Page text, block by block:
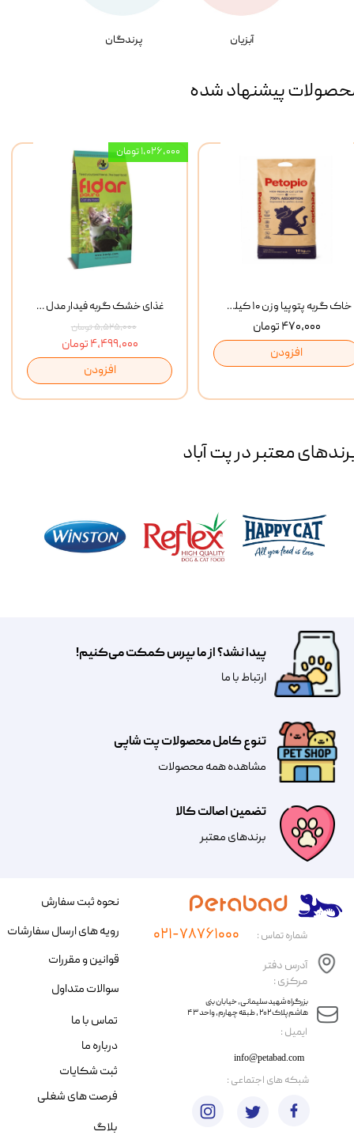
آبزیان پرندگان
پیشنهاد شده
غذای خشک گربه فیدار مدل Adult وزن 10 کیلوگرم
۵,۵۲۵,۰۰۰ تومان
۴,۴۹۹,۰۰۰ تومان
افزودن
۱,۰۲۶,۰۰۰ تومان
خاک گربه پتوپیا وزن ۱۰ کیلوگرم
۴۷۰,۰۰۰ تومان
افزودن
معتبر در پت آباد
تضمین اصالت کالا
​​برندهای معتبر​​​​​​​
تنوع کامل محصولات پت شاپی
مشاهده همه محصولات
پیدا نشد؟ از ما بپرس کمکت می‌کنیم!
​​​ارتباط با ما
​ایمیل :
آدرس دفتر
مرکزی :
info@petabad.com
​​بزرگراه شهید سلیمانی، خیابان بنی
هاشم پلاک ۲۰۲ ، طبقه چهارم، واحد ۴۳
شماره تماس : ۰۲۱-۷۸۷۶۱۰۰۰
نحوه ثبت سفارش
رویه های ارسال سفارشات
قوانین و مقررات
سوالات متداول
تماس با ما
درباره ما
ثبت شکایات
فرصت های شغلی
​شبکه های اجتماعی :
بلاگ